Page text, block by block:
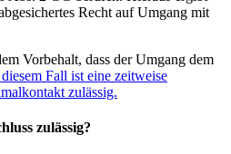
Recht auf Umgang mit
Vorbehalt, dass der Umgang dem
Fall ist eine zeitweise
zulässig.
zulässig?